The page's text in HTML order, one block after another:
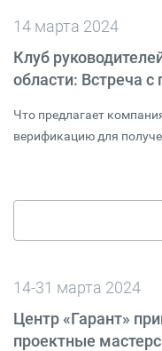
14 марта 2024
Клуб
области: Встреча
Что предлагает
верификацию для
14-31 марта 2024
Центр «Гарант»
проектные